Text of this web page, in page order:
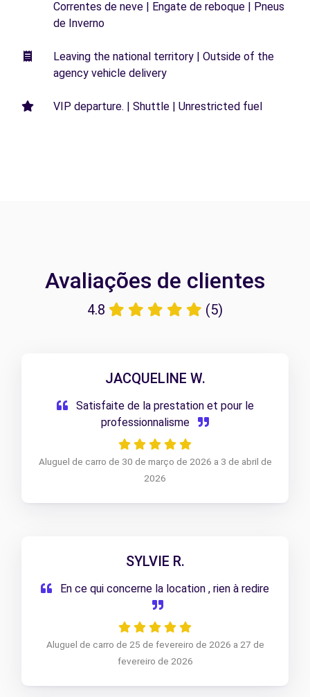
Correntes de neve | Engate de reboque | Pneus
de Inverno
Leaving the national territory | Outside of the
agency vehicle delivery
VIP departure. | Shuttle | Unrestricted fuel
Avaliações de clientes
4.8 (5)
JACQUELINE W.
Satisfaite de la prestation et pour le
professionnalisme
Aluguel de carro de 30 de março de 2026 a 3 de abril de
2026
SYLVIE R.
Aluguel de carro de 25 de fevereiro de 2026 a 27 de
fevereiro de 2026